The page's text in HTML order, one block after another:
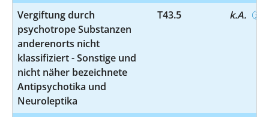
Vergiftung durch
psychotrope Substanzen
anderenorts nicht
klassifiziert - Sonstige und
nicht näher bezeichnete
Antipsychotika und
Neuroleptika
T43.5 k.A.